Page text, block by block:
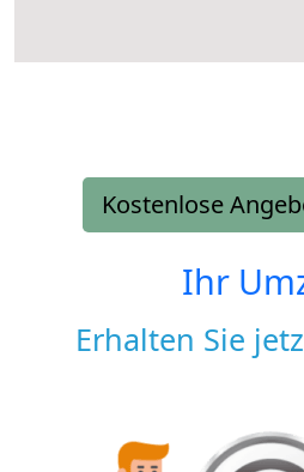
Kostenlose
Ihr
Erhalten Sie